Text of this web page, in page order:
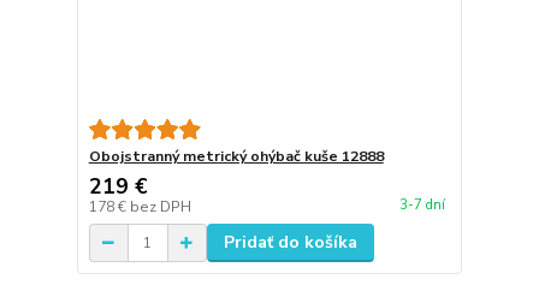
Obojstranný metrický ohýbač kuše 12888
219 €
178 € bez DPH 3-7 dní
Pridať do košíka